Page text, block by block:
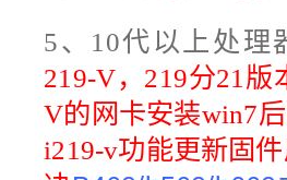
5、10代以上处理
219-V，219分21
V的网卡安装win7
i219-v功能更新固